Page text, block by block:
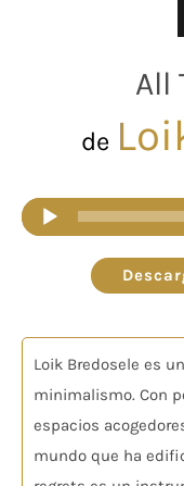
All
de
Loik Bredosele es
minimalismo. Con
espacios
mundo que ha